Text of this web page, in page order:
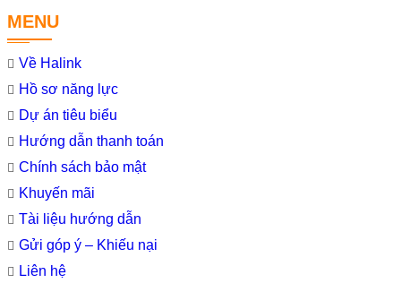
MENU
Về Halink
Hồ sơ năng lực
Dự án tiêu biểu
Hướng dẫn thanh toán
Chính sách bảo mật
Khuyến mãi
Tài liệu hướng dẫn
Gửi góp ý – Khiếu nại
Liên hệ